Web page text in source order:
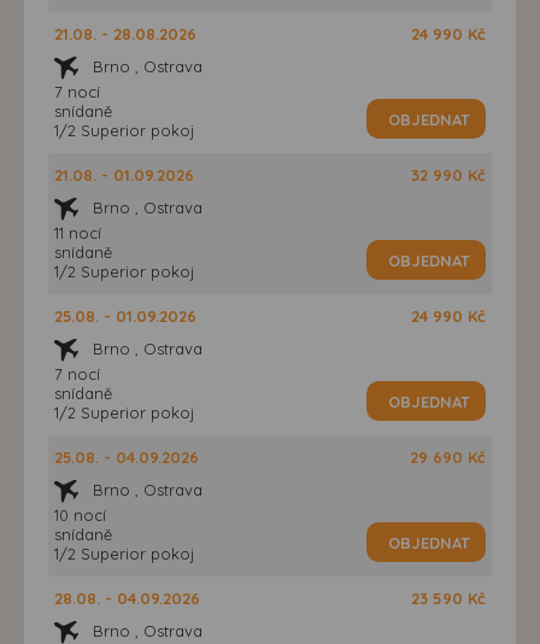
21.08. - 28.08.2026
Brno , Ostrava
7 nocí
snídaně
1/2 Superior pokoj
24 990 Kč
OBJEDNAT
21.08. - 01.09.2026
Brno , Ostrava
11 nocí
snídaně
1/2 Superior pokoj
32 990 Kč
OBJEDNAT
25.08. - 01.09.2026
Brno , Ostrava
7 nocí
snídaně
1/2 Superior pokoj
24 990 Kč
OBJEDNAT
25.08. - 04.09.2026
Brno , Ostrava
10 nocí
snídaně
1/2 Superior pokoj
29 690 Kč
OBJEDNAT
28.08. - 04.09.2026
Brno , Ostrava
23 590 Kč